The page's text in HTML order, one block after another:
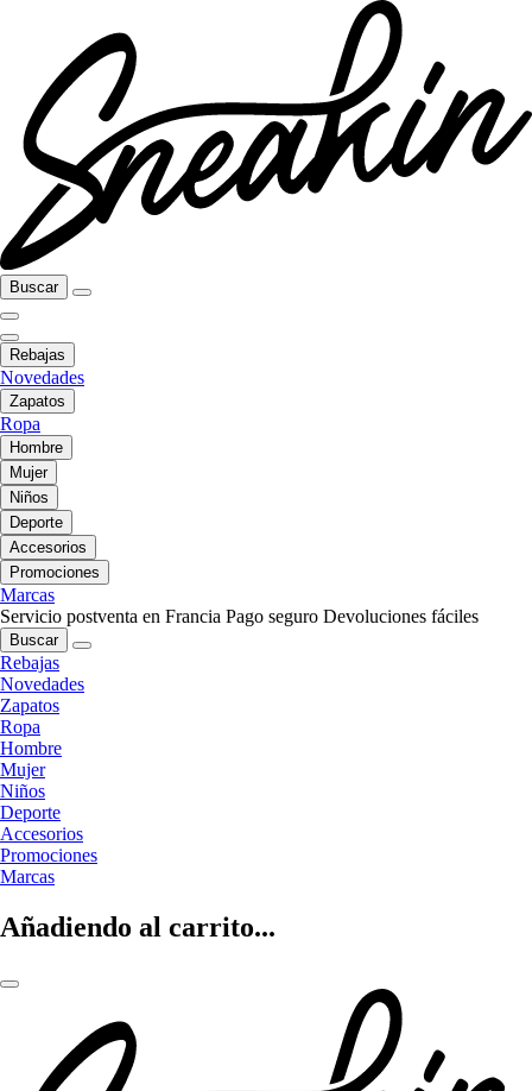
Buscar
Rebajas
Novedades
Zapatos
Ropa
Hombre
Mujer
Niños
Deporte
Accesorios
Promociones
Marcas
Servicio postventa en Francia Pago seguro Devoluciones fáciles
Buscar
Rebajas
Novedades
Zapatos
Ropa
Hombre
Mujer
Niños
Deporte
Accesorios
Promociones
Marcas
Añadiendo al carrito...